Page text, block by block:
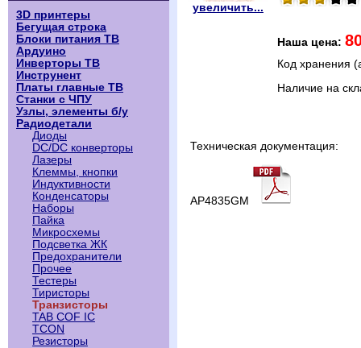
3D принтеры
Бегущая строка
Блоки питания ТВ
Ардуино
Инверторы ТВ
Инструнент
Платы главные ТВ
Станки с ЧПУ
Узлы, элементы б/у
Радиодетали
Диоды
DC/DC конверторы
Лазеры
Клеммы, кнопки
Индуктивности
Конденсаторы
Наборы
Пайка
Микросхемы
Подсветка ЖК
Предохранители
Прочее
Тестеры
Тиристоры
Транзисторы
TAB COF IC
TCON
Резисторы
увеличить...
Наша цена:
Код хранения
Наличие на
Техническая документация:
AP4835GM